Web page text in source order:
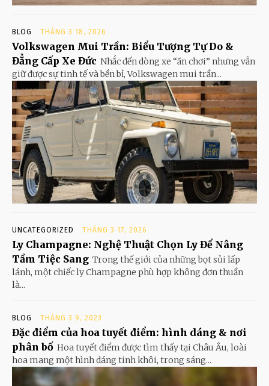
BLOG THÁNG 3 18, 2026
Volkswagen Mui Trần: Biểu Tượng Tự Do &
Đẳng Cấp Xe Đức Nhắc đến dòng xe “ăn chơi” nhưng vẫn
giữ được sự tinh tế và bền bỉ, Volkswagen mui trần...
UNCATEGORIZED THÁNG 3 17, 2026
Ly Champagne: Nghệ Thuật Chọn Ly Để Nâng
Tầm Tiệc Sang Trong thế giới của những bọt sủi lấp
lánh, một chiếc ly Champagne phù hợp không đơn thuần
là...
BLOG THÁNG 3 9, 2023
Đặc điểm của hoa tuyết điểm: hình dáng & nơi
phân bố Hoa tuyết điểm được tìm thấy tại Châu Âu, loài
hoa mang một hình dáng tinh khôi, trong sáng...